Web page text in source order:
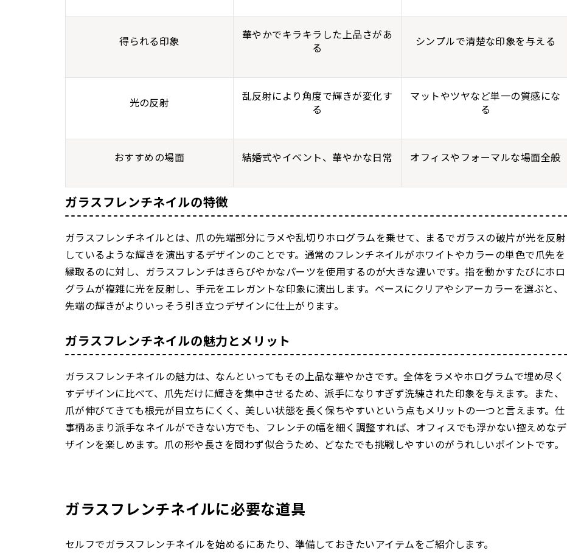
得られる印象
華やかでキラキラした上品さがあ
る
シンプルで清楚な印象を与える
光の反射
乱反射により角度で輝きが変化す
る
マットやツヤなど単一の質感にな
る
おすすめの場面 結婚式やイベント、華やかな日常 オフィスやフォーマルな場面全般
ガラスフレンチネイルの特徴
ガラスフレンチネイルとは、爪の先端部分にラメや乱切りホログラムを乗せて、まるでガラスの破片が光を反射
しているような輝きを演出するデザインのことです。通常のフレンチネイルがホワイトやカラーの単色で爪先を
縁取るのに対し、ガラスフレンチはきらびやかなパーツを使用するのが大きな違いです。指を動かすたびにホロ
グラムが複雑に光を反射し、手元をエレガントな印象に演出します。ベースにクリアやシアーカラーを選ぶと、
先端の輝きがよりいっそう引き立つデザインに仕上がります。
ガラスフレンチネイルの魅力とメリット
ガラスフレンチネイルの魅力は、なんといってもその上品な華やかさです。全体をラメやホログラムで埋め尽く
すデザインに比べて、爪先だけに輝きを集中させるため、派手になりすぎず洗練された印象を与えます。また、
爪が伸びてきても根元が目立ちにくく、美しい状態を長く保ちやすいという点もメリットの一つと言えます。仕
事柄あまり派手なネイルができない方でも、フレンチの幅を細く調整すれば、オフィスでも浮かない控えめなデ
ザインを楽しめます。爪の形や長さを問わず似合うため、どなたでも挑戦しやすいのがうれしいポイントです。
ガラスフレンチネイルに必要な道具
セルフでガラスフレンチネイルを始めるにあたり、準備しておきたいアイテムをご紹介します。